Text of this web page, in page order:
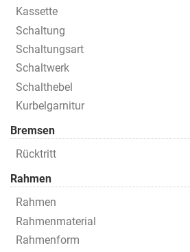
Kassette
Schaltung
Schaltungsart
Schaltwerk
Schalthebel
Kurbelgarnitur
Bremsen
Rücktritt
Rahmen
Rahmen
Rahmenmaterial
Rahmenform